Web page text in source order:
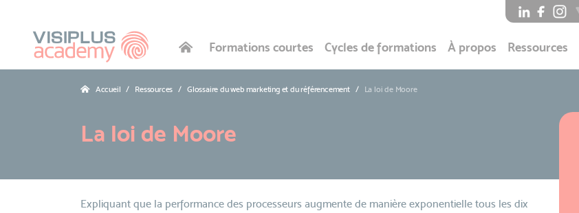
Formations courtes Cycles de formations À propos Ressources
Accueil Ressources Glossaire du web marketing et du référencement La loi de Moore
La loi de Moore
Expliquant que la performance des processeurs augmente de manière exponentielle tous les dix